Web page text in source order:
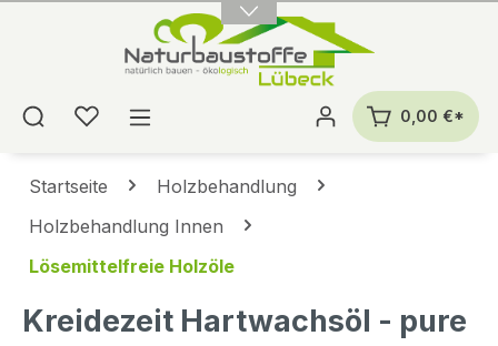
0,00 €*
Startseite
Holzbehandlung
Holzbehandlung Innen
Lösemittelfreie Holzöle
Kreidezeit Hartwachsöl - pure